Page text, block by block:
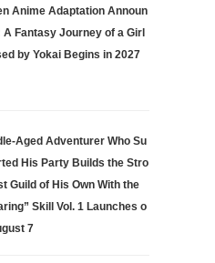
Anime Adaptation Announ
A Fantasy Journey of a Girl
by Yokai Begins in 2027
Aged Adventurer Who Su
His Party Builds the Stro
Guild of His Own With the
Skill Vol. 1 Launches o
7